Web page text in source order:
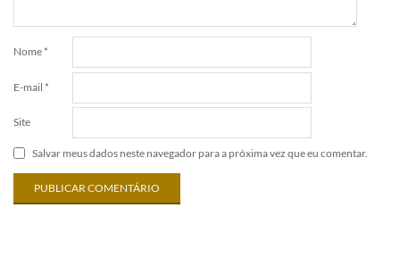
Nome *
E-mail *
Site
Salvar meus dados neste navegador para a próxima vez que eu comentar.